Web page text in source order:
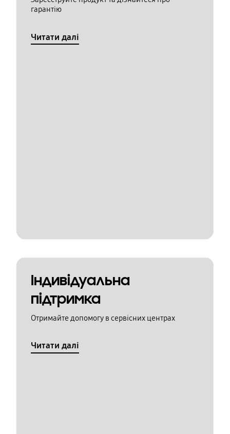
гарантію
Читати далі
Індивідуальна
підтримка
Отримайте допомогу в сервісних центрах
Читати далі